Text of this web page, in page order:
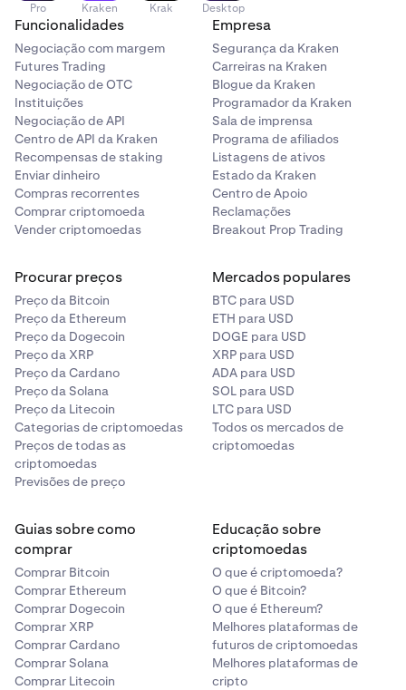
Pro Kraken Krak Desktop
Funcionalidades
Negociação com margem
Futures Trading
Negociação de OTC
Instituições
Negociação de API
Centro de API da Kraken
Recompensas de staking
Enviar dinheiro
Compras recorrentes
Comprar criptomoeda
Vender criptomoedas
Empresa
Segurança da Kraken
Carreiras na Kraken
Blogue da Kraken
Programador da Kraken
Sala de imprensa
Programa de afiliados
Listagens de ativos
Estado da Kraken
Centro de Apoio
Reclamações
Breakout Prop Trading
Procurar preços
Preço da Bitcoin
Preço da Ethereum
Preço da Dogecoin
Preço da XRP
Preço da Cardano
Preço da Solana
Preço da Litecoin
Categorias de criptomoedas
Preços de todas as
criptomoedas
Previsões de preço
Mercados populares
BTC para USD
ETH para USD
DOGE para USD
XRP para USD
ADA para USD
SOL para USD
LTC para USD
Todos os mercados de
criptomoedas
Guias sobre como
comprar
Comprar Bitcoin
Comprar Ethereum
Comprar Dogecoin
Comprar XRP
Comprar Cardano
Comprar Solana
Comprar Litecoin
Educação sobre
criptomoedas
O que é criptomoeda?
O que é Bitcoin?
O que é Ethereum?
Melhores plataformas de
futuros de criptomoedas
Melhores plataformas de
cripto